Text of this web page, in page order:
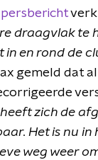
persbericht
draagvlak te
in en rond de
gemeld dat
heeft zich de
Het is nu in
weg weer